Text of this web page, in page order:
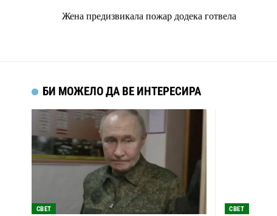
Жена предизвикала пожар додека готвела
БИ МОЖЕЛО ДА ВЕ ИНТЕРЕСИРА
СВЕТ СВЕТ